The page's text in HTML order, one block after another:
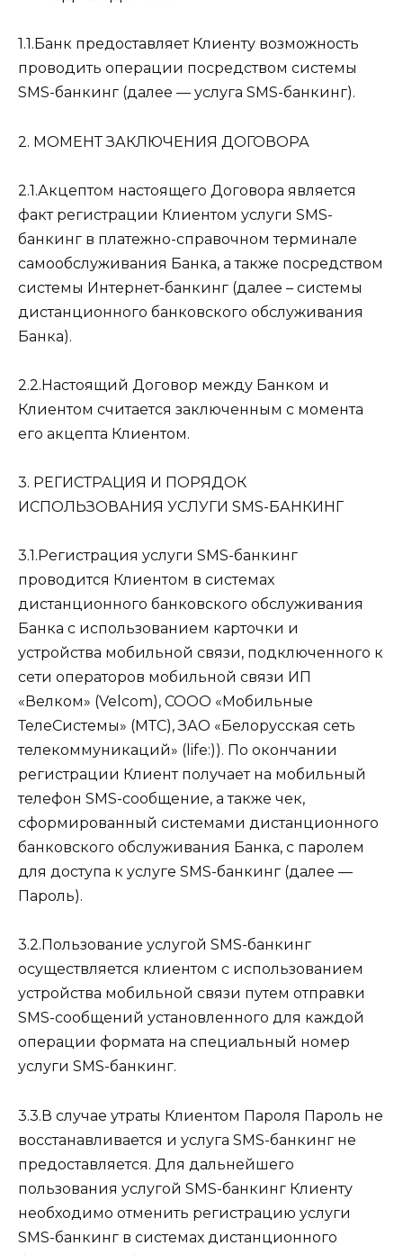
1.1.Банк предоставляет Клиенту возможность
проводить операции посредством системы
SMS-банкинг (далее — услуга SMS-банкинг).
2. МОМЕНТ ЗАКЛЮЧЕНИЯ ДОГОВОРА
2.1.Акцептом настоящего Договора является
факт регистрации Клиентом услуги SMS-
банкинг в платежно-справочном терминале
самообслуживания Банка, а также посредством
системы Интернет-банкинг (далее – системы
дистанционного банковского обслуживания
Банка).
2.2.Настоящий Договор между Банком и
Клиентом считается заключенным с момента
его акцепта Клиентом.
3. РЕГИСТРАЦИЯ И ПОРЯДОК
ИСПОЛЬЗОВАНИЯ УСЛУГИ SMS-БАНКИНГ
3.1.Регистрация услуги SMS-банкинг
проводится Клиентом в системах
дистанционного банковского обслуживания
Банка с использованием карточки и
устройства мобильной связи, подключенного к
сети операторов мобильной связи ИП
«Велком» (Velcom), СООО «Мобильные
ТелеСистемы» (МТС), ЗАО «Белорусская сеть
телекоммуникаций» (life:)). По окончании
регистрации Клиент получает на мобильный
телефон SMS-сообщение, а также чек,
сформированный системами дистанционного
банковского обслуживания Банка, с паролем
для доступа к услуге SMS-банкинг (далее —
Пароль).
3.2.Пользование услугой SMS-банкинг
осуществляется клиентом с использованием
устройства мобильной связи путем отправки
SMS-сообщений установленного для каждой
операции формата на специальный номер
услуги SMS-банкинг.
3.3.В случае утраты Клиентом Пароля Пароль не
восстанавливается и услуга SMS-банкинг не
предоставляется. Для дальнейшего
пользования услугой SMS-банкинг Клиенту
необходимо отменить регистрацию услуги
SMS-банкинг в системах дистанционного